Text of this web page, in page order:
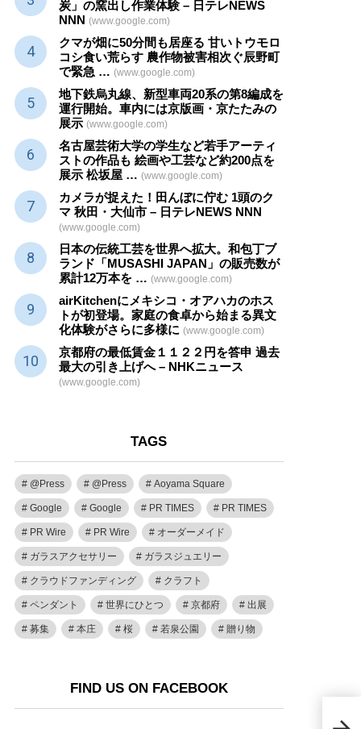
ォ
炭」の窯出し作業体験 – 日テレNEWS
NNN (www.google.com)
クマが畑に50分間も居座る 甘いトウモロ
コシ食い荒らす 農作物被害相次ぐ辰野町
で緊急 … (www.google.com)
地下鉄烏丸線、新型車両20系の第8編成を
運行開始。車内には京版画・京たたみの
展示 (www.google.com)
名古屋芸術大学の学生など若手アーティ
ストの作品も 絵画や工芸など約200点を
展示 松坂屋 … (www.google.com)
カメラが捉えた！田んぼに佇む 1頭のク
マ 秋田・大仙市 – 日テレNEWS NNN
(www.google.com)
日本の伝統工芸を世界へ拡大。和包丁ブ
ランド「MUSASHI JAPAN」の販売数が
累計12万本を … (www.google.com)
airKitchenにメキシコ・オアハカのホス
トが初登場。家庭の食卓から始まる異文
化体験がさらに多様に (www.google.com)
京都府の最低賃金１１２２円を答申 過去
最大の引き上げへ – NHKニュース
(www.google.com)
TAGS
@Press @Press Aoyama Square
Google Google PR TIMES PR TIMES
PR Wire PR Wire オーダーメイド
ガラスアクセサリー ガラスジュエリー
クラウドファンディング クラフト
ペンダント 世界にひとつ 京都府 出展
募集 本庄 桜 若泉公園 贈り物
FIND US ON FACEBOOK